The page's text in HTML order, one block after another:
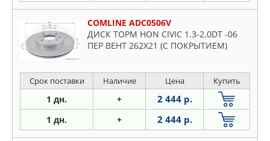
COMLINE ADC0506V
ДИСК ТОРМ HON CIVIC 1.3-2.0DT -06
ПЕР ВЕНТ 262X21 (С ПОКРЫТИЕМ)
Срок поставки Наличие Цена Купить
1 дн. + 2 444 р.
1 дн. + 2 444 р.